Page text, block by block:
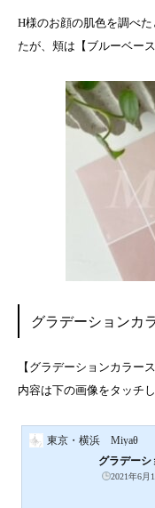
H様のお顔の肌色を調べ
たが、頬は【ブルーベー
グラデーションカ
【グラデーションカラー
内容は下の画像をタッチ
東京・横浜 Miyaθ
グラデー
2021年6月